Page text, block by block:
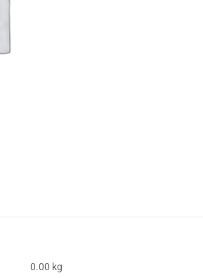
0.00 kg